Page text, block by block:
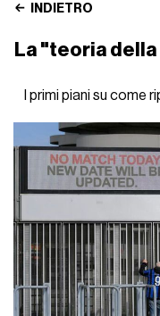
INDIETRO
La "teoria
I primi piani su come